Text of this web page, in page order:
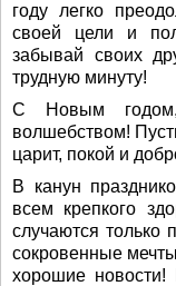
году легко
своей цели и
забывай своих
трудную минуту!
С Новым
волшебством!
царит, покой и
В канун
всем крепкого
случаются только
сокровенные
хорошие новости!